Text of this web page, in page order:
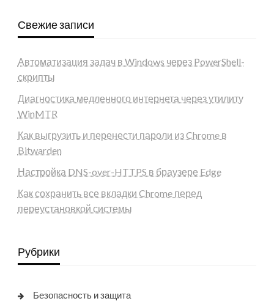
Свежие записи
Автоматизация задач в Windows через PowerShell-
скрипты
Диагностика медленного интернета через утилиту
WinMTR
Как выгрузить и перенести пароли из Chrome в
Bitwarden
Настройка DNS-over-HTTPS в браузере Edge
Как сохранить все вкладки Chrome перед
переустановкой системы
Рубрики
Безопасность и защита